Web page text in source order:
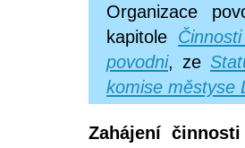
Organizace
kapitole
povodni, ze
komise městyse
Zahájení